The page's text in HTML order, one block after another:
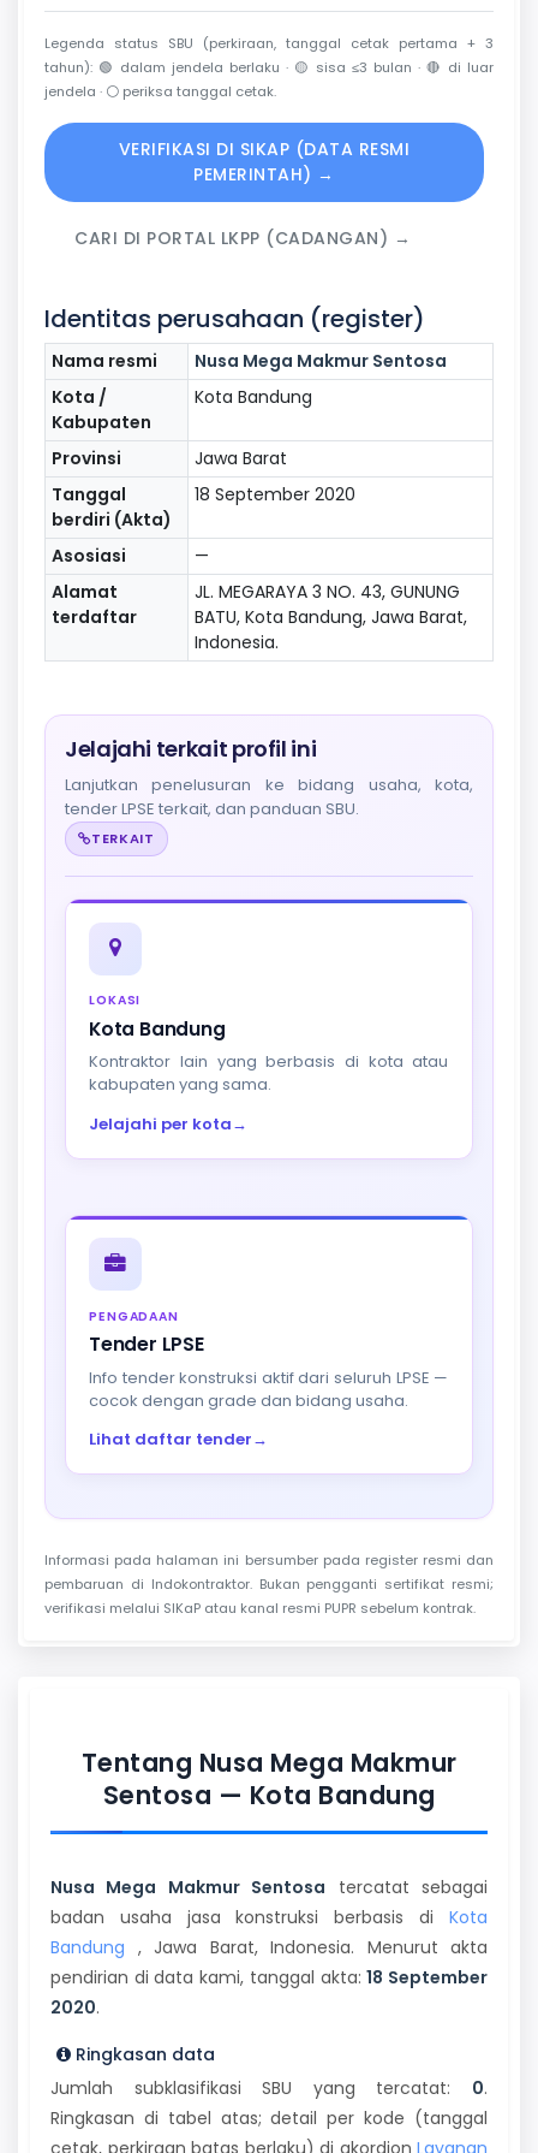
Legenda status SBU (perkiraan, tanggal cetak pertama + 3
tahun): 🟢 dalam jendela berlaku · 🟡 sisa ≤3 bulan · 🔴 di luar
jendela · ⚪ periksa tanggal cetak.
VERIFIKASI DI SIKAP (DATA RESMI
PEMERINTAH) →
CARI DI PORTAL LKPP (CADANGAN) →
Identitas perusahaan (register)
Nama resmi
Nusa Mega Makmur Sentosa
Kota /
Kabupaten
Kota Bandung
Provinsi
Jawa Barat
Tanggal
berdiri (Akta)
18 September 2020
Asosiasi
—
Alamat
terdaftar
JL. MEGARAYA 3 NO. 43, GUNUNG
BATU, Kota Bandung, Jawa Barat,
Indonesia.
Jelajahi terkait profil ini
Lanjutkan penelusuran ke bidang usaha, kota,
tender LPSE terkait, dan panduan SBU.
TERKAIT
LOKASI
Kota Bandung
Kontraktor lain yang berbasis di kota atau
kabupaten yang sama.
Jelajahi per kota→
PENGADAAN
Tender LPSE
Info tender konstruksi aktif dari seluruh LPSE —
cocok dengan grade dan bidang usaha.
Lihat daftar tender→
Informasi pada halaman ini bersumber pada register resmi dan
pembaruan di Indokontraktor. Bukan pengganti sertifikat resmi;
verifikasi melalui SIKaP atau kanal resmi PUPR sebelum kontrak.
Tentang Nusa Mega Makmur
Sentosa — Kota Bandung
Nusa Mega Makmur Sentosa tercatat sebagai
badan usaha jasa konstruksi berbasis di Kota
Bandung , Jawa Barat, Indonesia. Menurut akta
pendirian di data kami, tanggal akta:18 September
2020.
Ringkasan data
Jumlah subklasifikasi SBU yang tercatat: 0.
Ringkasan di tabel atas; detail per kode (tanggal
cetak, perkiraan batas berlaku) di akordion Layanan